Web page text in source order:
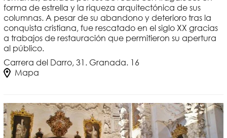
forma de estrella y la riqueza arquitectónica de sus
columnas. A pesar de su abandono y deterioro tras la
conquista cristiana, fue rescatado en el siglo XX gracias
a trabajos de restauración que permitieron su apertura
al público.
Carrera del Darro, 31. Granada. 16
Mapa